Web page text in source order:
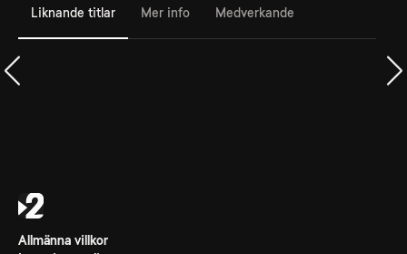
Liknande titlar Mer info Medverkande
Allmänna villkor